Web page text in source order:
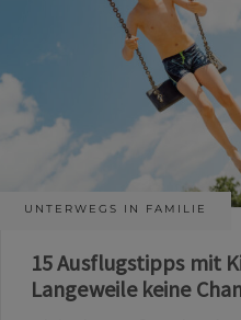
UNTERWEGS IN FAMILIE
15 Ausflugstipps mit
Langeweile keine